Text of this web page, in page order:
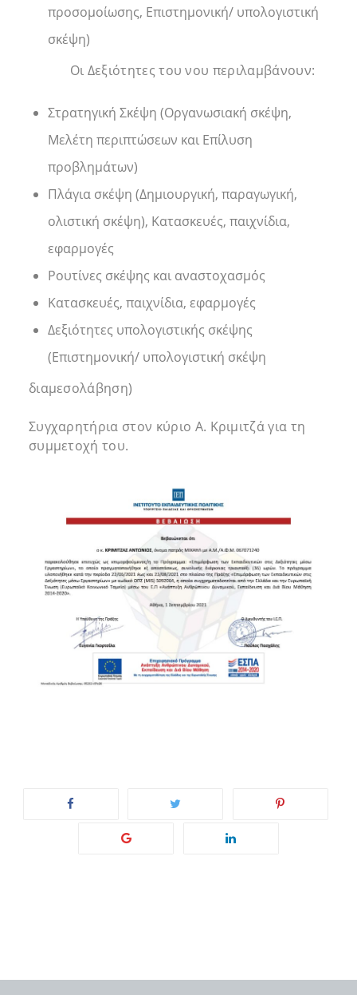
προσομοίωσης, Επιστημονική/ υπολογιστική
σκέψη)
Οι Δεξιότητες του νου περιλαμβάνουν:
Στρατηγική Σκέψη (Οργανωσιακή σκέψη,
Μελέτη περιπτώσεων και Επίλυση
προβλημάτων)
Πλάγια σκέψη (Δημιουργική, παραγωγική,
ολιστική σκέψη), Κατασκευές, παιχνίδια,
εφαρμογές
Ρουτίνες σκέψης και αναστοχασμός
Κατασκευές, παιχνίδια, εφαρμογές
Δεξιότητες υπολογιστικής σκέψης
(Επιστημονική/ υπολογιστική σκέψη
διαμεσολάβηση)
Συγχαρητήρια στον κύριο Α. Κριμιτζά για τη
συμμετοχή του.